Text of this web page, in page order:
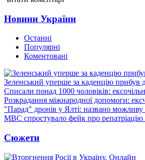
Новини України
Останні
Популярні
Коментовані
Зеленський уперше за каденцію прибув
Списали понад 1000 чоловіків:
Розкрадання міжнародної допомоги:
"Парад" дронів у Ялті: названо можливу
МВС спростувало фейк про репатріацію
Сюжети